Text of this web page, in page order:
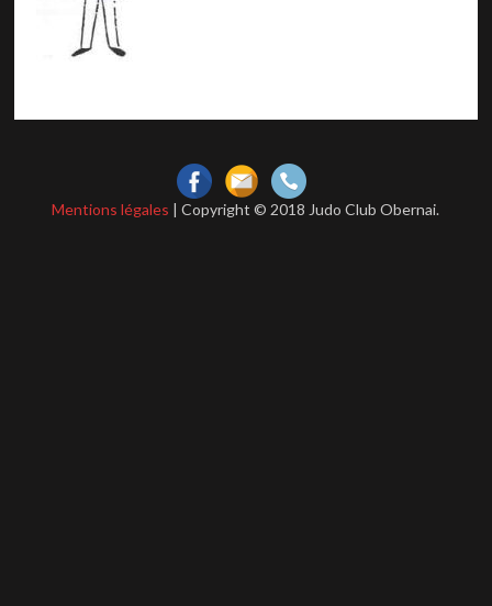
Mentions légales | Copyright © 2018 Judo Club Obernai.